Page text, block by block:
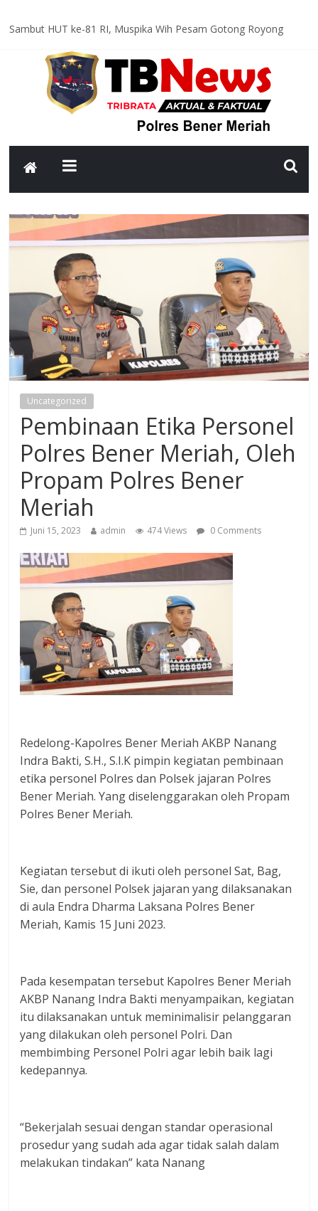
Sambut HUT ke-81 RI, Muspika Wih Pesam Gotong Royong
Optimal dan Humanis, Ditsamapta Polda Aceh Supervisi
Kesiapsiagaan Dalmas Polres Bener Meriah
Polsek Bandar Gelar Patroli Rutin, Sampaikan Pesan Kamtibmas
kepada Warga
Polsek Pintu Rime Gayo Pantau Kondisi Warga di Hunian
Pesan Kamtibmas
Uncategorized
Pembinaan Etika Personel
Polres Bener Meriah, Oleh
Propam Polres Bener
Meriah
Juni 15, 2023 admin 474 Views 0 Comments
Redelong-Kapolres Bener Meriah AKBP Nanang
Indra Bakti, S.H., S.I.K pimpin kegiatan pembinaan
etika personel Polres dan Polsek jajaran Polres
Bener Meriah. Yang diselenggarakan oleh Propam
Polres Bener Meriah.
Kegiatan tersebut di ikuti oleh personel Sat, Bag,
Sie, dan personel Polsek jajaran yang dilaksanakan
di aula Endra Dharma Laksana Polres Bener
Meriah, Kamis 15 Juni 2023.
Pada kesempatan tersebut Kapolres Bener Meriah
AKBP Nanang Indra Bakti menyampaikan, kegiatan
itu dilaksanakan untuk meminimalisir pelanggaran
yang dilakukan oleh personel Polri. Dan
membimbing Personel Polri agar lebih baik lagi
kedepannya.
“Bekerjalah sesuai dengan standar operasional
prosedur yang sudah ada agar tidak salah dalam
melakukan tindakan” kata Nanang